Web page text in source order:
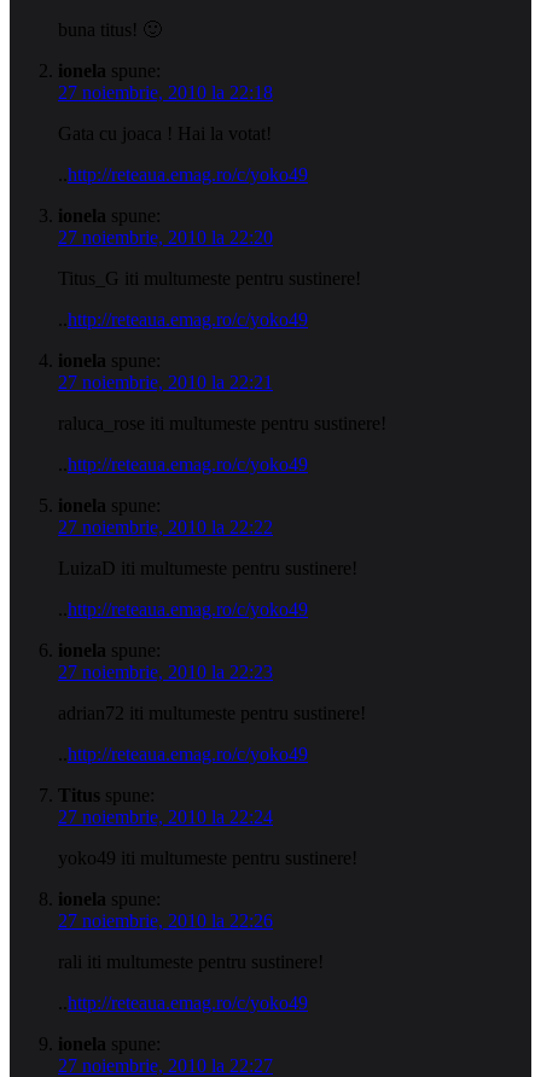
buna titus! 🙂
ionela spune:
27 noiembrie, 2010 la 22:18
Gata cu joaca ! Hai la votat!
http://reteaua.emag.ro/c/yoko49
ionela spune:
27 noiembrie, 2010 la 22:20
Titus_G iti multumeste pentru sustinere!
http://reteaua.emag.ro/c/yoko49
ionela spune:
27 noiembrie, 2010 la 22:21
raluca_rose iti multumeste pentru sustinere!
http://reteaua.emag.ro/c/yoko49
ionela spune:
27 noiembrie, 2010 la 22:22
LuizaD iti multumeste pentru sustinere!
http://reteaua.emag.ro/c/yoko49
ionela spune:
27 noiembrie, 2010 la 22:23
adrian72 iti multumeste pentru sustinere!
http://reteaua.emag.ro/c/yoko49
Titus spune:
27 noiembrie, 2010 la 22:24
yoko49 iti multumeste pentru sustinere!
ionela spune:
27 noiembrie, 2010 la 22:26
rali iti multumeste pentru sustinere!
http://reteaua.emag.ro/c/yoko49
ionela spune:
27 noiembrie, 2010 la 22:27